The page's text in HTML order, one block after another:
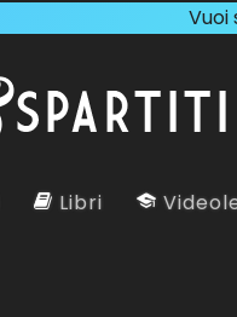
Vuoi
Libri